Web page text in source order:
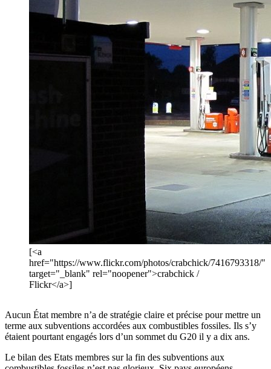
[<a
href="https://www.flickr.com/photos/crabchick/7416793318/"
target="_blank" rel="noopener">crabchick /
Flickr</a>]
Aucun État membre n’a de stratégie claire et précise pour mettre un
terme aux subventions accordées aux combustibles fossiles. Ils s’y
étaient pourtant engagés lors d’un sommet du G20 il y a dix ans.
Le bilan des Etats membres sur la fin des subventions aux